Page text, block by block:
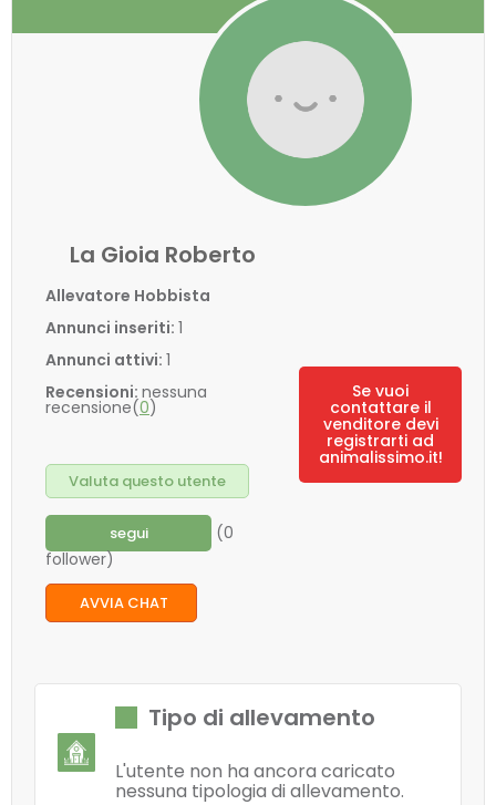
La Gioia Roberto
Allevatore Hobbista
Annunci inseriti: 1
Annunci attivi: 1
Recensioni: nessuna
recensione(0)
Valuta questo utente
segui
(0
follower)
AVVIA CHAT
Se vuoi
contattare il
venditore devi
registrarti ad
animalissimo.it!
Tipo di allevamento
L'utente non ha ancora caricato
nessuna tipologia di allevamento.